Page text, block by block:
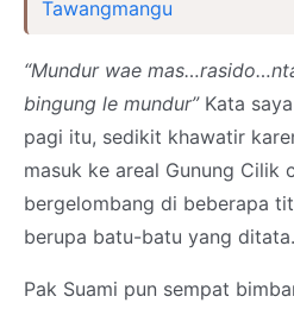
Tawangmangu
“Mundur wae
bingung le mundur”Kata
pagi itu, sedikit khawatir
masuk ke areal Gunung Cilik
bergelombang di beberapa
berupa batu-batu yang ditata.
Pak Suami pun sempat